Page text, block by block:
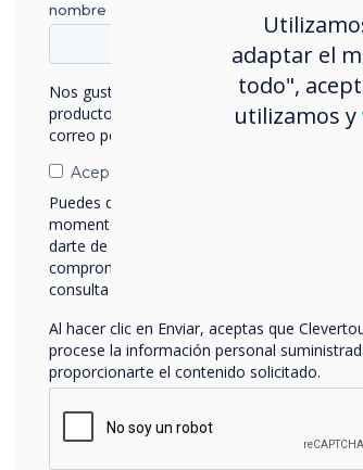
adaptar el
todo",
utilizamos y
nombre de empresa
Nos gustaría comunicarnos con usted
productos y servicios por correo
correo postal.
Acepto recibir otras comunicaciones
Puedes darte de baja de estas
momento. Para obtener más información
darte de baja, nuestras prácticas de
comprometemos a proteger y respetar tu
consulta nuestra
Al hacer clic en Enviar, aceptas que
procese la información personal
proporcionarte el contenido solicitado.